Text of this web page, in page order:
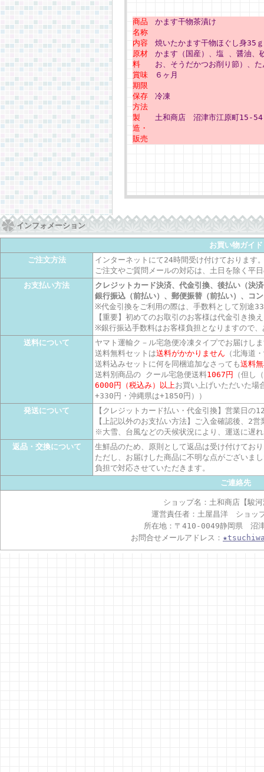
商品
名称
かます干物茶漬け
内容
焼いたかます干物ほぐし身35
原材
料
かます（国産）、塩 、醤油、
お、そうだかつお削り節）、
賞味
期限
６ヶ月
保存
方法
冷凍
製
造・
販売
土和商店 沼津市江原町15-54
インフォメーション
お買い物ガイド
ご注文方法
インターネットにて24時間受け付けております
ご注文やご質問メールの対応は、土日を除く平
お支払い方法
クレジットカード決済、代金引換、後払い（決
銀行振込（前払い）、郵便振替（前払い）、コ
※代金引換をご利用の際は、手数料として別途
【重要】初めてのお取引のお客様は代金引き換
※銀行振込手数料はお客様負担となりますので
送料について
ヤマト運輸ク－ル宅急便冷凍タイプでお届けし
送料無料セットは送料がかかりません （北海道
送料込みセットに何を同梱追加なさっても送料
送料別商品の クール宅急便送料1067円
（但し
6000円（税込み）以上お買い上げいただいた場
+330円・沖縄県は+1850円））
発送について
【クレジットカード払い・代金引換】営業日の
【上記以外のお支払い方法】ご入金確認後、2営
※大雪、台風などの天候状況により、運送に遅
返品・交換について
生鮮品のため、原則として返品は受け付けてお
ただし、お届けした商品に不明な点がございま
負担で対応させていただきます。
ご連絡先
ショップ名：土和商店【駿
運営責任者：土屋昌洋 ショッ
所在地：〒410-0049静岡県 沼
お問合せメールアドレス：